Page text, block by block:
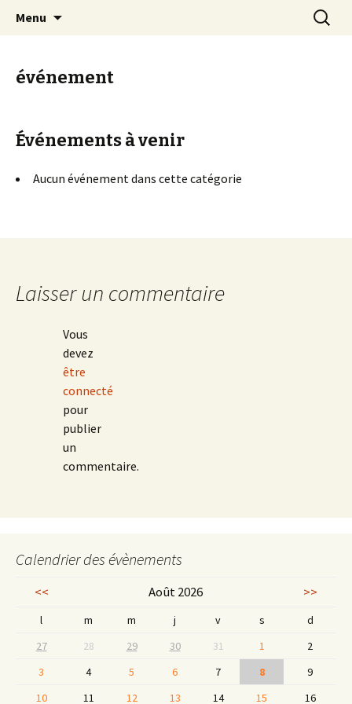
Quetigny Cyclotourisme
EN VELO, TOUT EST PLUS BEAU !
Menu
événement
Événements à venir
Aucun événement dans cette catégorie
Laisser un commentaire
Vous
devez
être
connecté
pour
publier
un
commentaire.
Calendrier des évènements
<< Août 2026 >>
l m m j v s
d
27
28 29 30 31 1
2
3
4 5 6 7 8
9
10
11 12 13 14 15 16